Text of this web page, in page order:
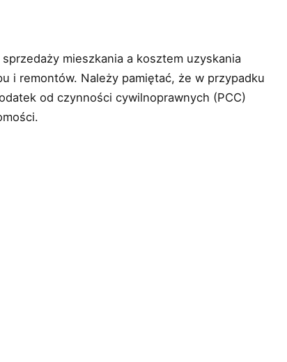
mieszkania a kosztem uzyskania
i remontów. Należy pamiętać, że w przypadku
od czynności cywilnoprawnych (PCC)